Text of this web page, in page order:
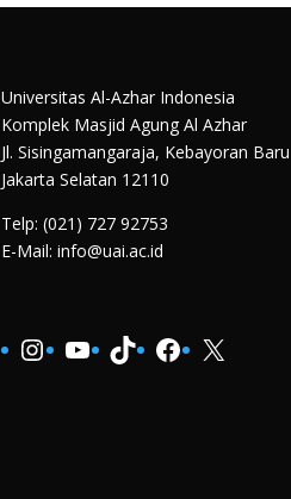
Universitas Al-Azhar Indonesia
Komplek Masjid Agung Al Azhar
Jl. Sisingamangaraja, Kebayoran Baru
Jakarta Selatan 12110
Telp: (021) 727 92753
E-Mail: info@uai.ac.id
Instagram
YouTube
TikTokFacebook
X